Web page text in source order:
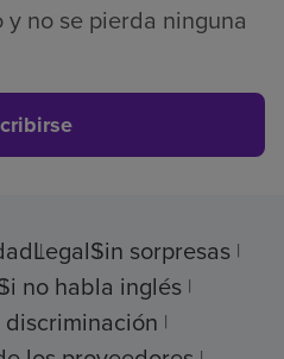
no se pierda ninguna
LegalSin sorpresas
no habla inglés